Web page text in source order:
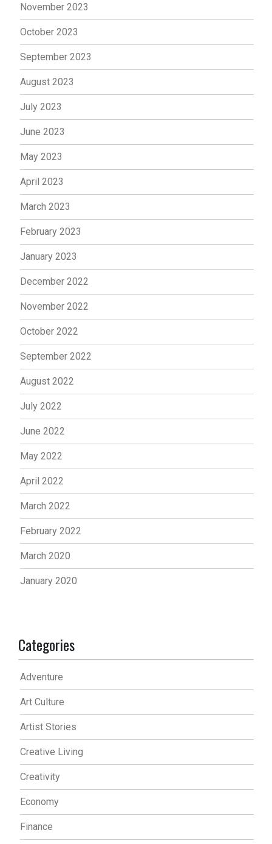
November 2023
October 2023
September 2023
August 2023
July 2023
June 2023
May 2023
April 2023
March 2023
February 2023
January 2023
December 2022
November 2022
October 2022
September 2022
August 2022
July 2022
June 2022
May 2022
April 2022
March 2022
February 2022
March 2020
January 2020
Categories
Adventure
Art Culture
Artist Stories
Creative Living
Creativity
Economy
Finance